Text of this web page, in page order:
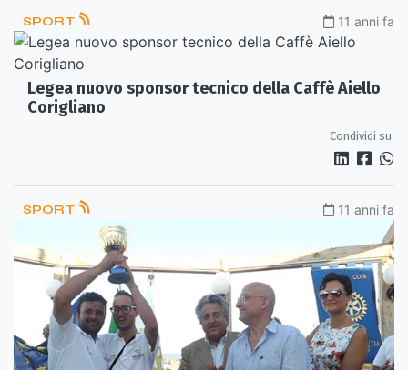
SPORT 11 anni fa
Legea nuovo sponsor tecnico della Caffè Aiello
Corigliano
Condividi su:
SPORT 11 anni fa